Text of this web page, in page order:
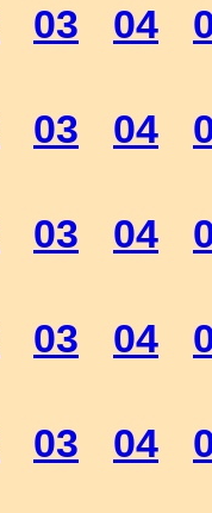
03 04
03 04
03 04
03 04
03 04